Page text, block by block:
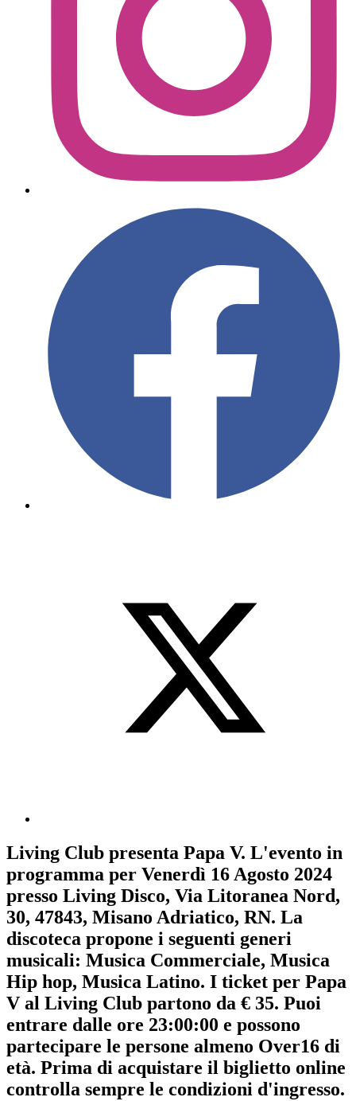
Living Club presenta Papa V. L'evento in
programma per Venerdì 16 Agosto 2024
presso Living Disco, Via Litoranea Nord,
30, 47843, Misano Adriatico, RN. La
discoteca propone i seguenti generi
musicali: Musica Commerciale, Musica
Hip hop, Musica Latino. I ticket per Papa
V al Living Club partono da € 35. Puoi
entrare dalle ore 23:00:00 e possono
partecipare le persone almeno Over16 di
età. Prima di acquistare il biglietto online
controlla sempre le condizioni d'ingresso.